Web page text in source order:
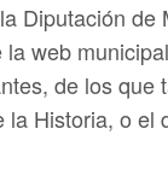
Diputación de
web
de los que
Historia, o el